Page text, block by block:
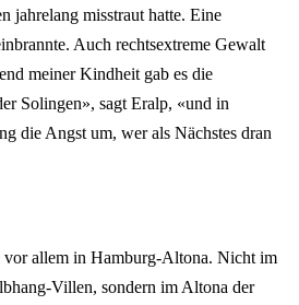
jahrelang misstraut hatte. Eine
Auch rechtsextreme Gewalt
meiner Kindheit gab es die
Solingen», sagt Eralp, «und in
die Angst um, wer als Nächstes dran
vor allem in Hamburg-Altona. Nicht im
Villen, sondern im Altona der